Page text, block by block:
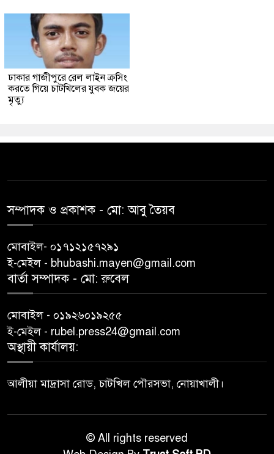
ঢাকার গাজীপুরে রেল লাইন ক্রসিং
করতে গিয়ে চাটখিলের যুবক জয়ের
মৃত্যু
সম্পাদক ও প্রকাশক -‌ মো: আবু‌ তৈয়ব
মোবাইল- ০১৭১২১৫৭২৯১
ই-মেইল - bhubashi.mayen@gmail.com
বার্তা সম্পাদক - মো: রু‌বেল
মোবাইল - ০১৯২৬০১৯২৫৫
ই-মেইল - rubel.press24@gmail.com
অস্থায়ী কার্যালয়:
আলীয়া মাদ্রাসা রোড, চাটখিল পৌরসভা, নোয়াখালী।
© All rights reserved